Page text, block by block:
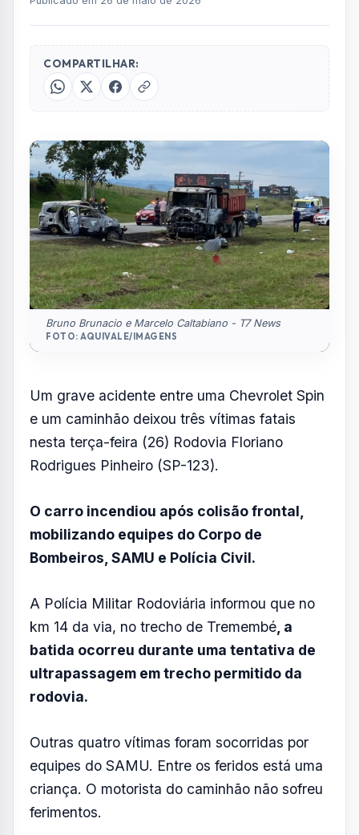
COMPARTILHAR:
Bruno Brunacio e Marcelo Caltabiano - T7 News
FOTO: AQUIVALE/IMAGENS
Um grave acidente entre uma Chevrolet Spin
e um caminhão deixou três vítimas fatais
nesta terça-feira (26) Rodovia Floriano
Rodrigues Pinheiro (SP-123).
O carro incendiou após colisão frontal,
mobilizando equipes do Corpo de
Bombeiros, SAMU e Polícia Civil.
A Polícia Militar Rodoviária informou que no
km 14 da via, no trecho de Tremembé , a
batida ocorreu durante uma tentativa de
ultrapassagem em trecho permitido da
rodovia.
Outras quatro vítimas foram socorridas por
equipes do SAMU. Entre os feridos está uma
criança. O motorista do caminhão não sofreu
ferimentos.